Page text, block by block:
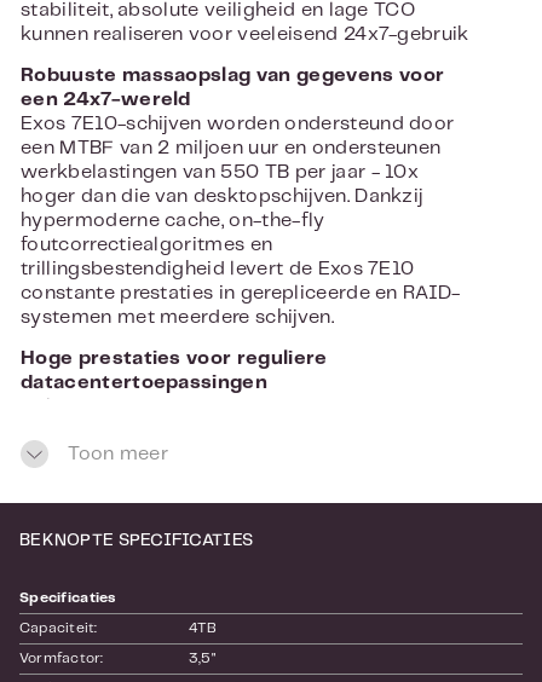
stabiliteit, absolute veiligheid en lage TCO
kunnen realiseren voor veeleisend 24x7-gebruik
Robuuste massaopslag van gegevens voor
een 24x7-wereld
Exos 7E10-schijven worden ondersteund door
een MTBF van 2 miljoen uur en ondersteunen
werkbelastingen van 550 TB per jaar - 10x
hoger dan die van desktopschijven. Dankzij
hypermoderne cache, on-the-fly
foutcorrectiealgoritmes en
trillingsbestendigheid levert de Exos 7E10
constante prestaties in gerepliceerde en RAID-
systemen met meerdere schijven.
Hoge prestaties voor reguliere
datacentertoepassingen
kostenefficiënte manier die momenteel voor
Exos 7E10 integreert eenvoudig in
SATA 6Gb/s-interfaceopties. Dankzij
ontwikkelingen, zoals PowerChoice en Seagate
RAID Rebuild, kun je jouw nearline
opslagwensen aanpassen voor een nog betere
TCO.
Toon meer
BEKNOPTE SPECIFICATIES
Specificaties
Capaciteit: 4TB
Vormfactor: 3,5"